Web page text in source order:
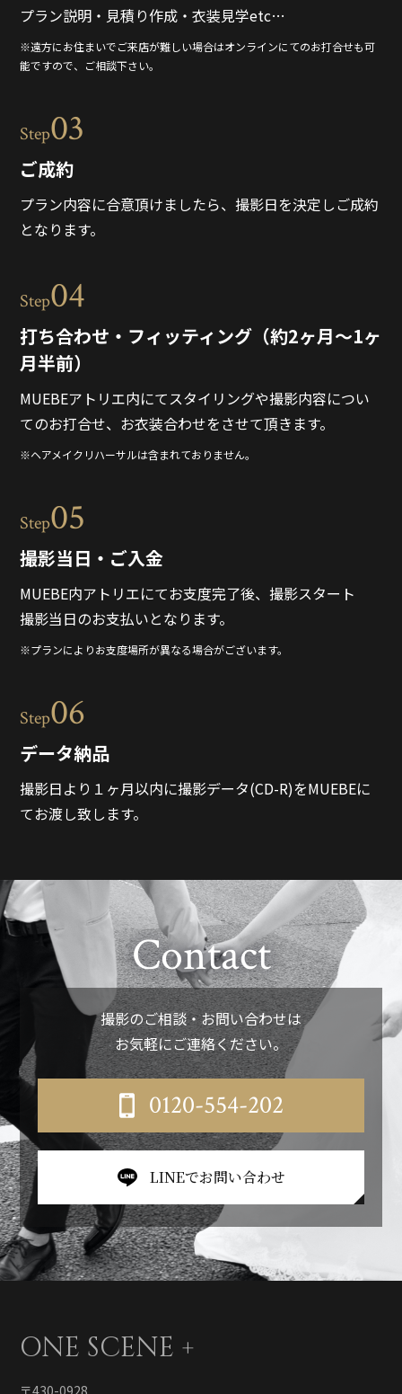
プラン説明・見積り作成・衣装見学etc…
※遠方にお住まいでご来店が難しい場合はオンラインにてのお打合せも可
能ですので、ご相談下さい。
Step03
ご成約
プラン内容に合意頂けましたら、撮影日を決定しご成約
となります。
Step04
打ち合わせ・フィッティング（約2ヶ月～1ヶ
月半前）
MUEBEアトリエ内にてスタイリングや撮影内容につい
てのお打合せ、お衣装合わせをさせて頂きます。
※ヘアメイクリハーサルは含まれておりません。
Step05
撮影当日・ご入金
MUEBE内アトリエにてお支度完了後、撮影スタート
撮影当日のお支払いとなります。
※プランによりお支度場所が異なる場合がございます。
Step06
データ納品
撮影日より１ヶ月以内に撮影データ(CD-R)をMUEBEに
てお渡し致します。
Contact
撮影のご相談・お問い合わせは
お気軽にご連絡ください。
0120-554-202
LINEでお問い合わせ
ONE SCENE +